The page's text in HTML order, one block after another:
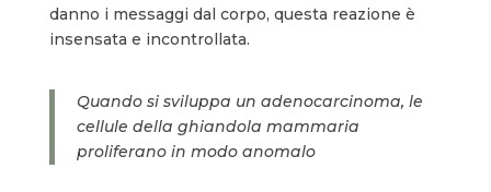
danno i messaggi dal corpo, questa reazione è
insensata e incontrollata.
Quando si sviluppa un adenocarcinoma, le
cellule della ghiandola mammaria
proliferano in modo anomalo